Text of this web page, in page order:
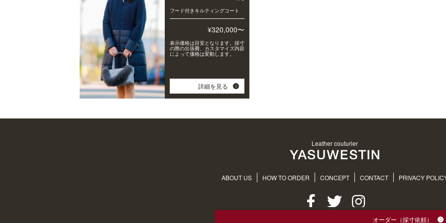
フード付きキルティングコート
¥320,000〜
表示価格は目安となります。採寸
の際の出張費、カスタマイズ内容
によって価格は変動します。
詳細を見る
オーダー（採寸依頼）
Leather couturier
ABOUT US HOW TO ORDER CONCEPT CONTACT PRIVACY